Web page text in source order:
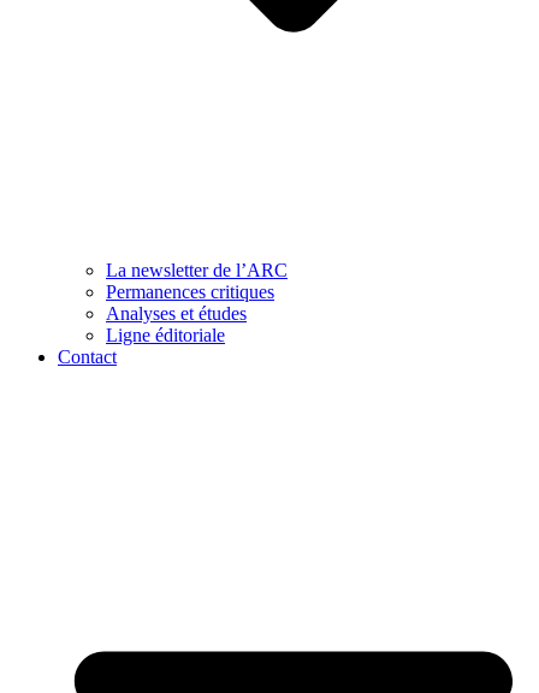
La newsletter de l’ARC
Permanences critiques
Analyses et études
Ligne éditoriale
Contact